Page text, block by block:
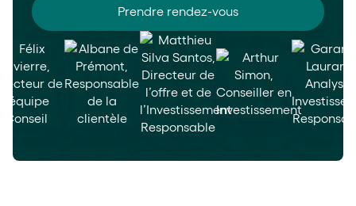
Prendre rendez-vous